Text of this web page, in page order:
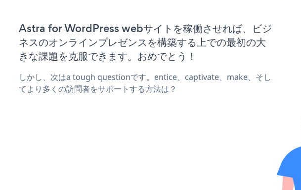
Astra for WordPress webサイトを稼働させれば、ビジ
ネスのオンラインプレゼンスを構築する上での最初の大
きな課題を克服できます。おめでとう！
しかし、次はa tough questionです。entice、captivate、make、そし
てより多くの訪問者をサポートする方法は？